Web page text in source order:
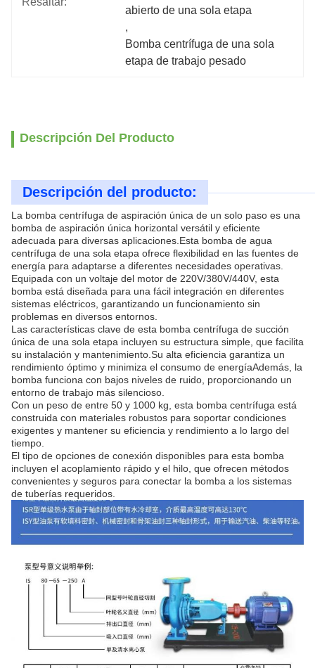
abierto de una sola etapa
,
Bomba centrífuga de una sola
etapa de trabajo pesado
Descripción Del Producto
Descripción del producto:
La bomba centrífuga de aspiración única de un solo paso es una
bomba de aspiración única horizontal versátil y eficiente
adecuada para diversas aplicaciones.Esta bomba de agua
centrífuga de una sola etapa ofrece flexibilidad en las fuentes de
energía para adaptarse a diferentes necesidades operativas.
Equipada con un voltaje del motor de 220V/380V/440V, esta
bomba está diseñada para una fácil integración en diferentes
sistemas eléctricos, garantizando un funcionamiento sin
problemas en diversos entornos.
Las características clave de esta bomba centrífuga de succión
única de una sola etapa incluyen su estructura simple, que facilita
su instalación y mantenimiento.Su alta eficiencia garantiza un
rendimiento óptimo y minimiza el consumo de energíaAdemás, la
bomba funciona con bajos niveles de ruido, proporcionando un
entorno de trabajo más silencioso.
Con un peso de entre 50 y 1000 kg, esta bomba centrífuga está
construida con materiales robustos para soportar condiciones
exigentes y mantener su eficiencia y rendimiento a lo largo del
tiempo.
El tipo de opciones de conexión disponibles para esta bomba
incluyen el acoplamiento rápido y el hilo, que ofrecen métodos
convenientes y seguros para conectar la bomba a los sistemas
de tuberías requeridos.